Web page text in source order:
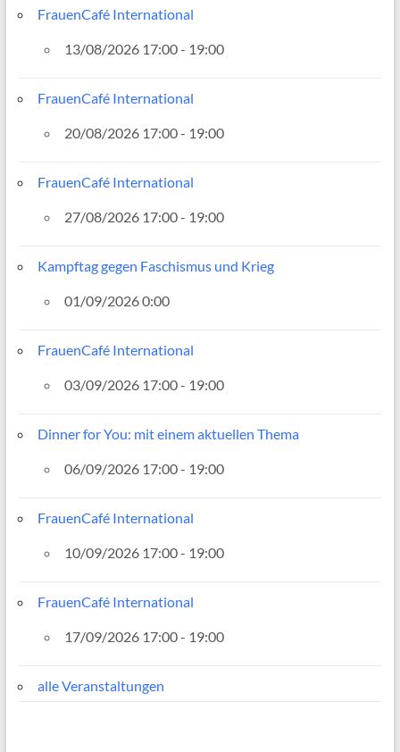
FrauenCafé International
13/08/2026 17:00 - 19:00
FrauenCafé International
20/08/2026 17:00 - 19:00
FrauenCafé International
27/08/2026 17:00 - 19:00
Kampftag gegen Faschismus und Krieg
01/09/2026 0:00
FrauenCafé International
03/09/2026 17:00 - 19:00
Dinner for You: mit einem aktuellen Thema
06/09/2026 17:00 - 19:00
FrauenCafé International
10/09/2026 17:00 - 19:00
FrauenCafé International
17/09/2026 17:00 - 19:00
alle Veranstaltungen